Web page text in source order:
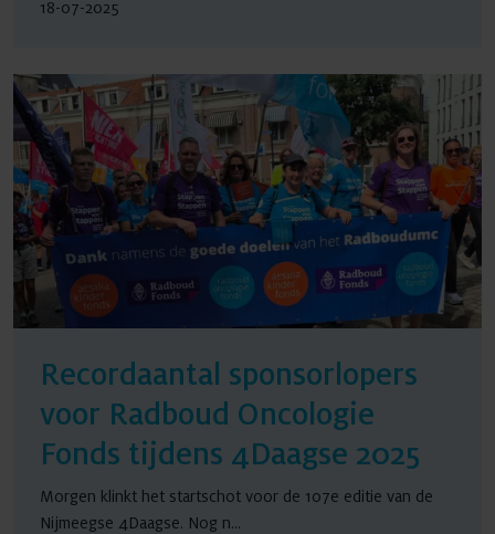
18-07-2025
Recordaantal sponsorlopers
voor Radboud Oncologie
Fonds tijdens 4Daagse 2025
Morgen klinkt het startschot voor de 107e editie van de
Nijmeegse 4Daagse. Nog n...